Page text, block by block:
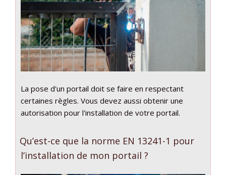
La pose d'un portail doit se faire en respectant
certaines règles. Vous devez aussi obtenir une
autorisation pour l'installation de votre portail.
Qu’est-ce que la norme EN 13241-1 pour
l’installation de mon portail ?